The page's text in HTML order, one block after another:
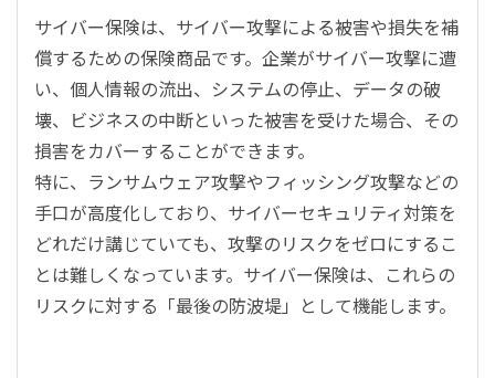
サイバー保険は、サイバー攻撃による被害や損失を補
償するための保険商品です。企業がサイバー攻撃に遭
い、個人情報の流出、システムの停止、データの破
壊、ビジネスの中断といった被害を受けた場合、その
損害をカバーすることができます。
特に、ランサムウェア攻撃やフィッシング攻撃などの
手口が高度化しており、サイバーセキュリティ対策を
どれだけ講じていても、攻撃のリスクをゼロにするこ
とは難しくなっています。サイバー保険は、これらの
リスクに対する「最後の防波堤」として機能します。